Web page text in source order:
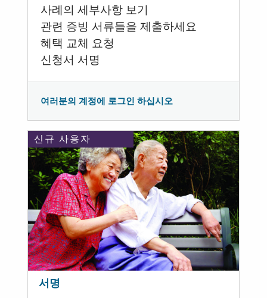
사례의 세부사항 보기
관련 증빙 서류들을 제출하세요
혜택 교체 요청
신청서 서명
여러분의 계정에 로그인 하십시오
신규 사용자
서명